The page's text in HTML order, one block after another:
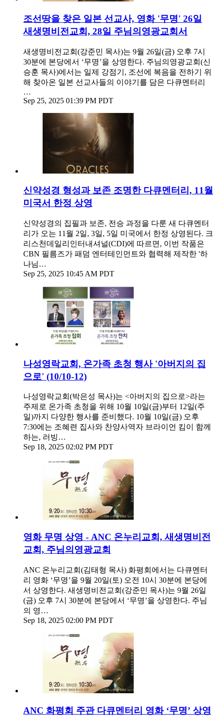
조선땅을 찾은 일본 선교사, 영화 '무명' 26일
새생명비전교회, 28일 주님의영광교회서
새생명비전교회(강준민 목사)는 9월 26일(금) 오후 7시
30분에 본당에서 ‘무명’을 상영한다. 주님의영광교회(신
승훈 목사)에서는 일제 강점기, 조선에 복음을 전하기 위
해 찾아온 일본 선교사들의 이야기를 담은 다큐멘터리
…
Sep 25, 2025 01:39 PM PDT
신약성경 형성과 보존 조명한 다큐멘터리, 11월
미국서 한정 상영
신약성경의 집필과 보존, 전승 과정을 다룬 새 다큐멘터
리가 오는 11월 2일, 3일, 5일 미국에서 한정 상영된다. 크
리스천데일리인터내셔널(CDI)에 따르면, 이번 작품은
CBN 필름즈가 패덤 엔터테인먼트와 협력해 제작한 '하
나님…
Sep 25, 2025 10:45 AM PDT
나성영락교회, 온가족 초청 행사 '아버지의 집
으로' (10/10-12)
나성영락교회(박은성 목사)는 <아버지의 집으로>라는
주제로 온가족 초청을 위해 10월 10일(금)부터 12일(주
일)까지 다양한 행사를 준비했다. 10월 10일(금) 오후
7:30에는 조혜련 집사와 찬양사역자 브라이언 킴이 함께
하는, 러빙…
Sep 18, 2025 02:02 PM PDT
영화 무명 상영 - ANC 온누리교회, 새생명비전
교회, 주님의영광교회
ANC 온누리교회(김태형 목사) 화평회에서는 다큐멘터
리 영화 ‘무명’을 9월 20일(토) 오전 10시 30분에 본당에
서 상영한다. 새생명비전교회(강준민 목사)는 9월 26일
(금) 오후 7시 30분에 본당에서 ‘무명’을 상영한다. 주님
의 영…
Sep 18, 2025 02:00 PM PDT
ANC 화평회 주관 다큐멘터리 영화 ‘무명’ 상영